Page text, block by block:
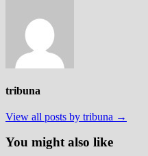
tribuna
View all posts by tribuna →
You might also like